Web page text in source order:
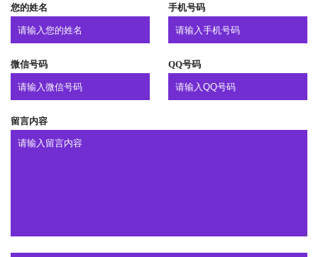
您的姓名 手机号码
微信号码 QQ号码
留言内容